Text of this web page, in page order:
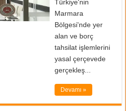
Türkiye'nin
Marmara
Bölgesi'nde yer
alan ve borç
tahsilat işlemlerini
yasal çerçevede
gerçekleş...
Devamı »